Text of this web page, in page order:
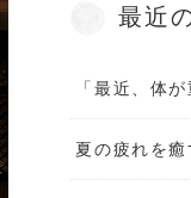
最近
「最近、体
夏の疲れを